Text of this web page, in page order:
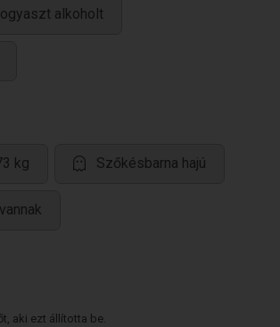
alkoholt
kg Szőkésbarna hajú
aki ezt állította be.